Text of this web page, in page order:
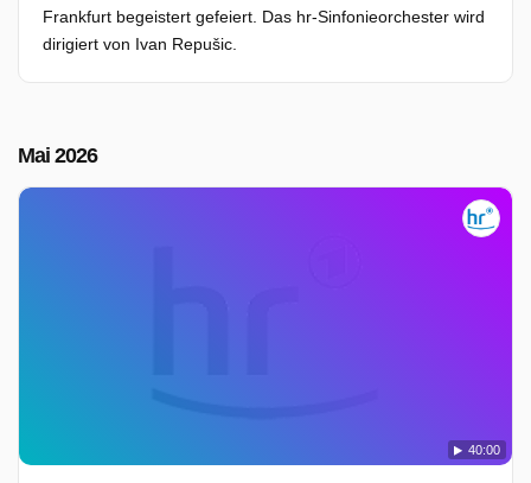
Frankfurt begeistert gefeiert. Das hr-Sinfonieorchester wird
dirigiert von Ivan Repušic.
Mai 2026
40:00